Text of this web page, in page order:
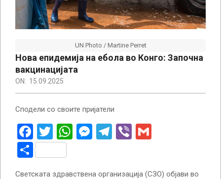
UN Photo / Martine Perret
Нова епидемија на ебола во Конго: Започна
вакцинацијата
ON: 15.09.2025
Сподели со своите пријатели
Facebook
Twitter
WhatsApp
Messenger
Telegram
Viber
Share
Светската здравствена организација (СЗО) објави во